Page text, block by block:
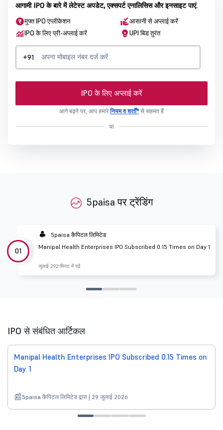
आगामी IPO के बारे में लेटेस्ट अपडेट, एक्सपर्ट एनालिसिस और इनसाइट पाएं.
मुफ्त IPO एप्लीकेशन
आसानी से अप्लाई करें
IPO के लिए प्री-अप्लाई करें
UPI बिड तुरंत
+91
IPO के लिए अप्लाई करें
आगे बढ़ने पर, आप हमारेनियम व शर्तों*से सहमत हैं
या
5paisa पर ट्रेंडिंग
01
5paisa कैपिटल लिमिटेड
Manipal Health Enterprises IPO Subscribed 0.15 Times on Day 1
जुलाई 292 मिनट में पढ़ें
IPO से संबंधित आर्टिकल
Manipal Health Enterprises IPO Subscribed 0.15 Times on
Day 1
5paisa कैपिटल लिमिटेड द्वारा | 29 जुलाई 2026